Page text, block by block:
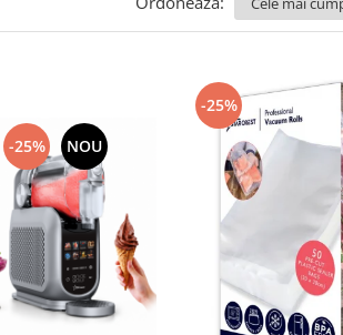
-25% NOU
-25%